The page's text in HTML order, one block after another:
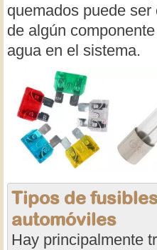
quemados puede
de algún
agua en el sistema.
Tipos de
automóviles
Hay principalmente